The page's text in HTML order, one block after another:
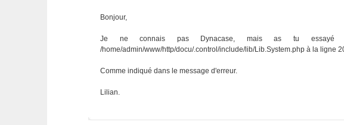
Bonjour,
Je ne connais pas Dynacase, mais as tu essayé
/home/admin/www/http/docu/.control/include/lib/Lib.System.php à la ligne
Comme indiqué dans le message d'erreur.
Lilian.